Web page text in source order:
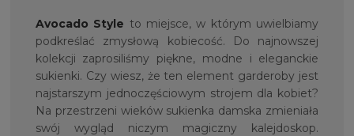
Avocado Style to miejsce, w którym uwielbiamy
podkreślać zmysłową kobiecość. Do najnowszej
kolekcji zaprosiliśmy piękne, modne i eleganckie
sukienki. Czy wiesz, że ten element garderoby jest
najstarszym jednoczęściowym strojem dla kobiet?
Na przestrzeni wieków sukienka damska zmieniała
swój wygląd niczym magiczny kalejdoskop.